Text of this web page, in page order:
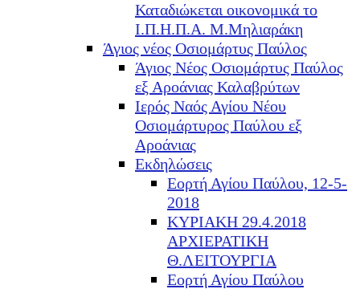
Καταδιώκεται οικονομικά το
Ι.Π.Η.Π.Α. Μ.Μηλιαράκη
Άγιος νέος Οσιομάρτυς Παύλος
Άγιος Νέος Οσιομάρτυς Παύλος
εξ Αροάνιας Καλαβρύτων
Ιερός Ναός Αγίου Νέου
Οσιομάρτυρος Παύλου εξ
Αροάνιας
Εκδηλώσεις
Εορτή Αγίου Παύλου, 12-5-
2018
ΚΥΡΙΑΚΗ 29.4.2018
ΑΡΧΙΕΡΑΤΙΚΗ
Θ.ΛΕΙΤΟΥΡΓΙΑ
Εορτή Αγίου Παύλου